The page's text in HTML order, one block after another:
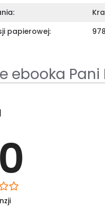
papierowej:
ebooka Pani